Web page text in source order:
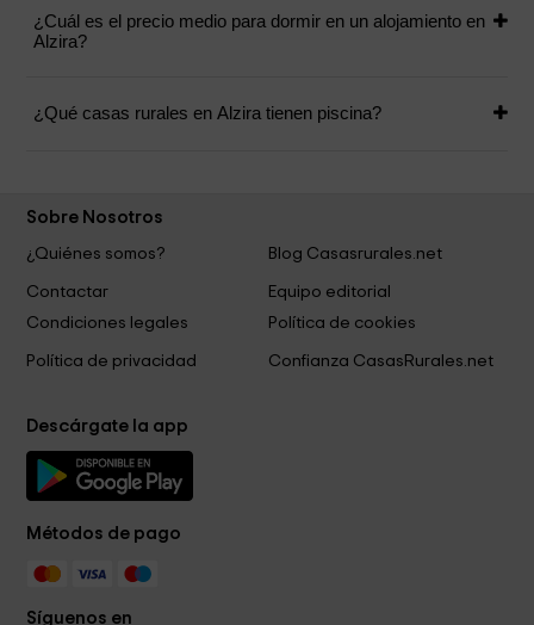
¿Cuál es el precio medio para dormir en un alojamiento en
Alzira?
¿Qué casas rurales en Alzira tienen piscina?
Sobre Nosotros
¿Quiénes somos?
Blog Casasrurales.net
Contactar
Equipo editorial
Condiciones legales
Política de cookies
Política de privacidad Confianza CasasRurales.net
Descárgate la app
Métodos de pago
Síguenos en